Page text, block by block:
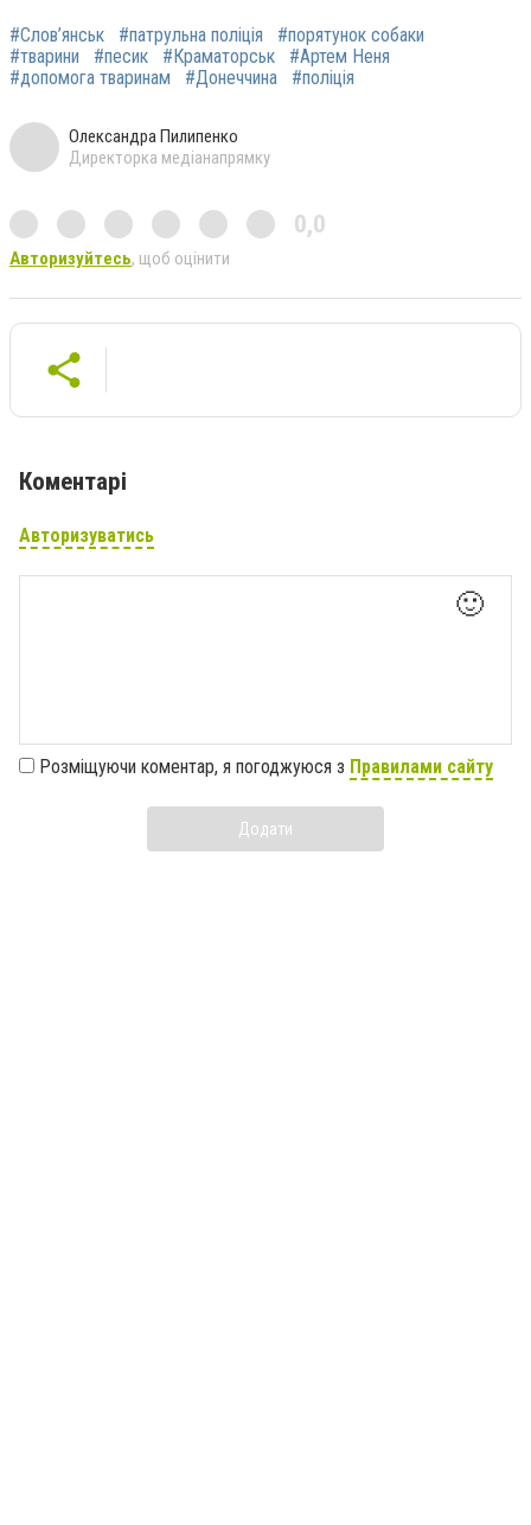
#Слов’янськ #патрульна поліція
#порятунок собаки
#тварини
#песик #Краматорськ
#Артем Неня
#допомога тваринам
#Донеччина #поліція
Олександра Пилипенко
Директорка медіанапрямку
0,0
Авторизуйтесь, щоб оцінити
Коментарі
Авторизуватись
🙂
Розміщуючи коментар, я погоджуюся з Правилами сайту
Додати